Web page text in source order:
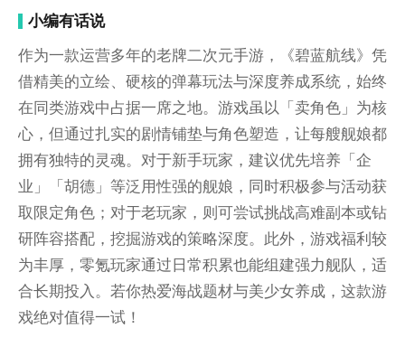
小编有话说
作为一款运营多年的老牌二次元手游，《碧蓝航线》凭
借精美的立绘、硬核的弹幕玩法与深度养成系统，始终
在同类游戏中占据一席之地。游戏虽以「卖角色」为核
心，但通过扎实的剧情铺垫与角色塑造，让每艘舰娘都
拥有独特的灵魂。对于新手玩家，建议优先培养「企
业」「胡德」等泛用性强的舰娘，同时积极参与活动获
取限定角色；对于老玩家，则可尝试挑战高难副本或钻
研阵容搭配，挖掘游戏的策略深度。此外，游戏福利较
为丰厚，零氪玩家通过日常积累也能组建强力舰队，适
合长期投入。若你热爱海战题材与美少女养成，这款游
戏绝对值得一试！